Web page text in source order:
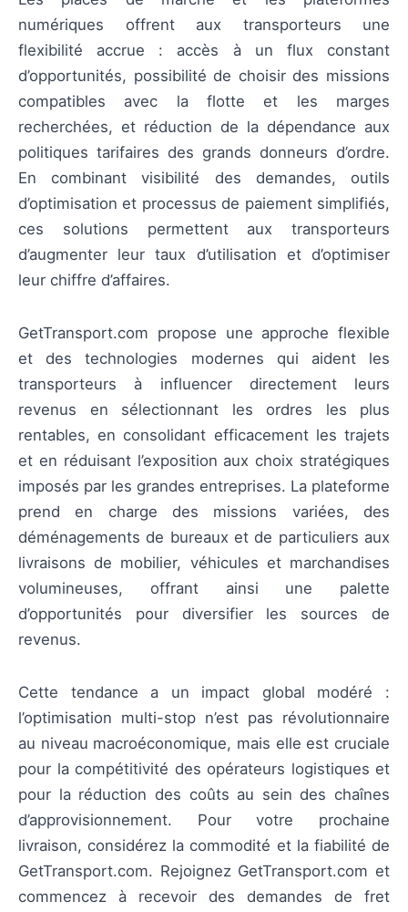
numériques offrent aux transporteurs une
flexibilité accrue : accès à un flux constant
d’opportunités, possibilité de choisir des missions
compatibles avec la flotte et les marges
recherchées, et réduction de la dépendance aux
politiques tarifaires des grands donneurs d’ordre.
En combinant visibilité des demandes, outils
d’optimisation et processus de paiement simplifiés,
ces solutions permettent aux transporteurs
d’augmenter leur taux d’utilisation et d’optimiser
leur chiffre d’affaires.
GetTransport.com propose une approche flexible
et des technologies modernes qui aident les
transporteurs à influencer directement leurs
revenus en sélectionnant les ordres les plus
rentables, en consolidant efficacement les trajets
et en réduisant l’exposition aux choix stratégiques
imposés par les grandes entreprises. La plateforme
prend en charge des missions variées, des
déménagements de bureaux et de particuliers aux
livraisons de mobilier, véhicules et marchandises
volumineuses, offrant ainsi une palette
d’opportunités pour diversifier les sources de
revenus.
Cette tendance a un impact global modéré :
l’optimisation multi-stop n’est pas révolutionnaire
au niveau macroéconomique, mais elle est cruciale
pour la compétitivité des opérateurs logistiques et
pour la réduction des coûts au sein des chaînes
d’approvisionnement. Pour votre prochaine
livraison, considérez la commodité et la fiabilité de
GetTransport.com. Rejoignez GetTransport.com et
commencez à recevoir des demandes de fret